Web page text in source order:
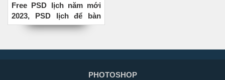
Free PSD lịch năm mới
2023, PSD lịch để bàn
2023
PHOTOSHOP